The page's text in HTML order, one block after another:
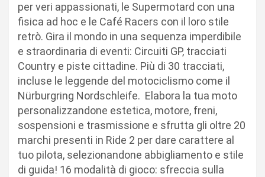
per veri appassionati, le Supermotard con una
fisica ad hoc e le Café Racers con il loro stile
retrò. Gira il mondo in una sequenza imperdibile
e straordinaria di eventi: Circuiti GP, tracciati
Country e piste cittadine. Più di 30 tracciati,
incluse le leggende del motociclismo come il
Nürburgring Nordschleife. Elabora la tua moto
personalizzandone estetica, motore, freni,
sospensioni e trasmissione e sfrutta gli oltre 20
marchi presenti in Ride 2 per dare carattere al
tuo pilota, selezionandone abbigliamento e stile
di guida! 16 modalità di gioco: sfreccia sulla